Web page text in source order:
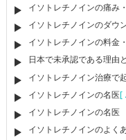
イソトレチノインの痛み
イソトレチノインのダウ
イソトレチノインの料金
日本で未承認である理由
イソトレチノイン治療で
イソトレチノインの名医[
イソトレチノインの名医
イソトレチノインのよく